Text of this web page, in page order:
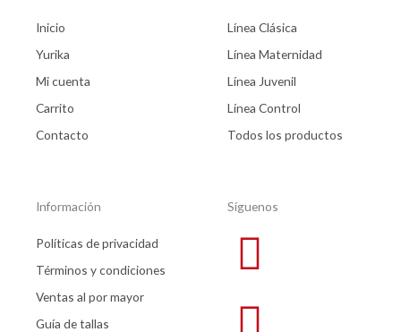
Inicio
Yurika
Mi cuenta
Carrito
Contacto
Línea Clásica
Línea Maternidad
Línea Juvenil
Línea Control
Todos los productos
Información
Políticas de privacidad
Términos y condiciones
Ventas al por mayor
Guía de tallas
Síguenos